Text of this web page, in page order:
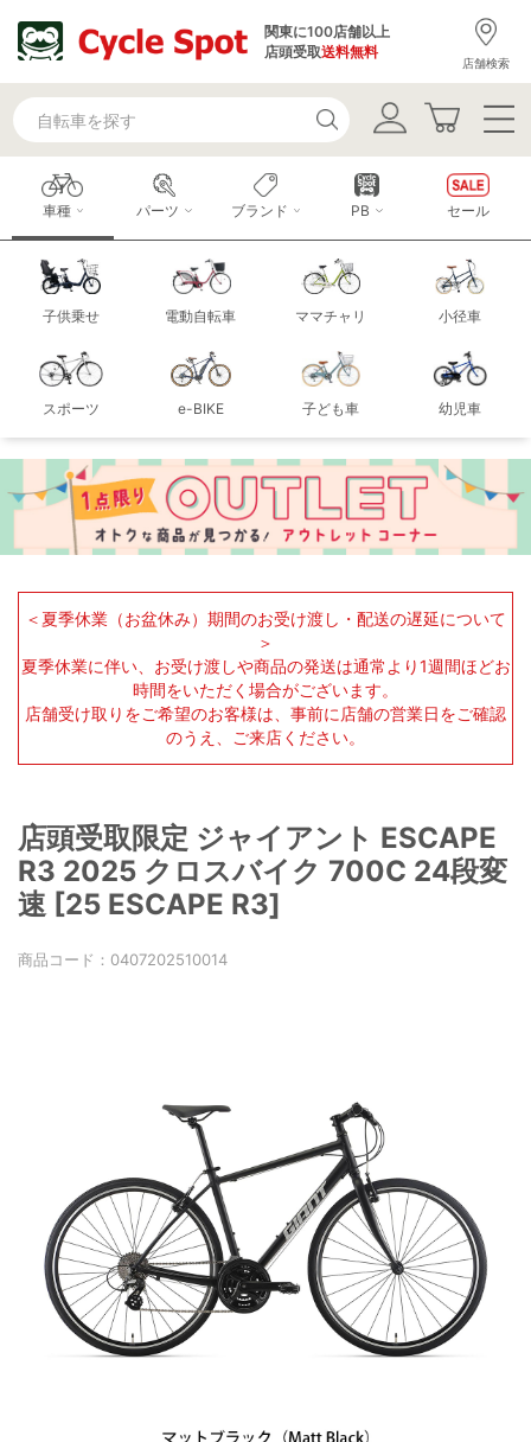
関東に100店舗以上
店頭受取送料無料
店舗検索
車種
子供乗せ 電動自転車 ママチャリ 小径車
スポーツ e-BIKE 子ども車 幼児車
パーツ ブランド PB セール
＜夏季休業（お盆休み）期間のお受け渡し・配送の遅延について
＞
夏季休業に伴い、お受け渡しや商品の発送は通常より1週間ほどお
時間をいただく場合がございます。
店舗受け取りをご希望のお客様は、事前に店舗の営業日をご確認
のうえ、ご来店ください。
店頭受取限定 ジャイアント ESCAPE
R3 2025 クロスバイク 700C 24段変
速 [25 ESCAPE R3]
商品コード： 0407202510014